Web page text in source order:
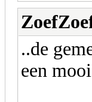
..de
een